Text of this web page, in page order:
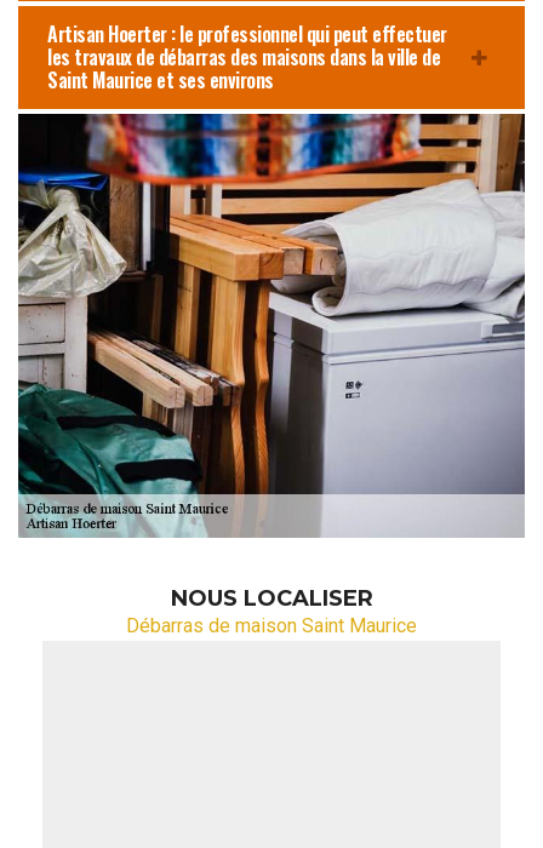
Artisan Hoerter : le professionnel qui peut effectuer
les travaux de débarras des maisons dans la ville de
Saint Maurice et ses environs
NOUS LOCALISER
Débarras de maison Saint Maurice